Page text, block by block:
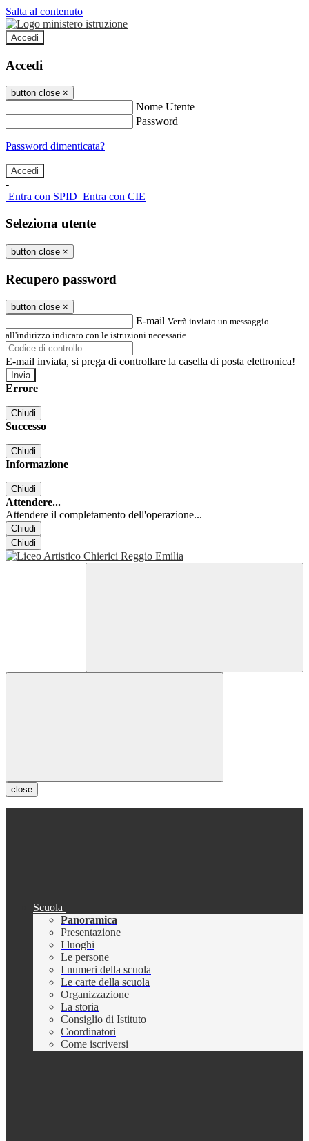
Salta al contenuto
Accedi
Accedi
button close ×
Nome Utente
Password
Password dimenticata?
-
Entra con SPID Entra con CIE
Seleziona utente
button close ×
Recupero password
button close ×
E-mail Verrà inviato un messaggio
all'indirizzo indicato con le istruzioni necessarie.
E-mail inviata, si prega di controllare la casella di posta elettronica!
Errore
Chiudi
Successo
Chiudi
Informazione
Chiudi
Attendere...
Attendere il completamento dell'operazione...
Chiudi
Chiudi
close
Scuola
Panoramica
Presentazione
I luoghi
Le persone
I numeri della scuola
Le carte della scuola
Organizzazione
La storia
Consiglio di Istituto
Coordinatori
Come iscriversi